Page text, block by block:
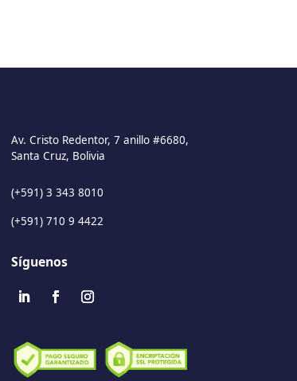
Av. Cristo Redentor, 7 anillo #6680,
Santa Cruz, Bolivia
(+591) 3 343 8010
(+591) 710 9 4422
Síguenos